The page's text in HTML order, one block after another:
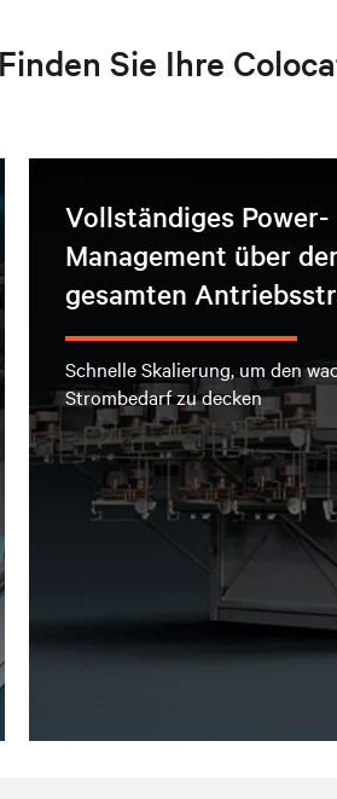
Finden Sie Ihre
Vollständiges Power-
Management über
gesamten
Schnelle Skalierung, um den
Strombedarf zu decken